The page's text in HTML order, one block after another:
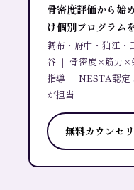
骨密度評価から始
け個別プログラム
調布・府中・狛江・
谷 ｜ 骨密度×筋力×
指導 ｜ NESTA認定
が担当
無料カウンセ